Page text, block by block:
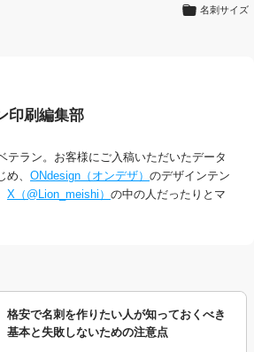
名刺サイズ
印刷編集部
テラン。お客様にご入稿いただいたデータ
、 ONdesign（オンデザ） のデザインテン
X（@Lion_meishi） の中の人だったりとマ
格安で名刺を作りたい人が知っておくべき
基本と失敗しないための注意点